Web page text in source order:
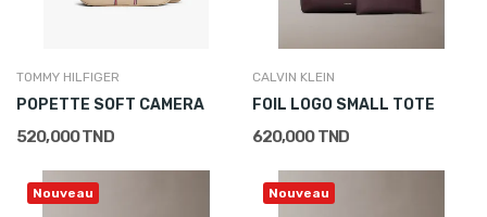
TOMMY HILFIGER
POPETTE SOFT CAMERA
520,000 TND
CALVIN KLEIN
FOIL LOGO SMALL TOTE
620,000 TND
Nouveau Nouveau